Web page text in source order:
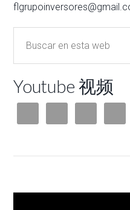
Youtube 视频